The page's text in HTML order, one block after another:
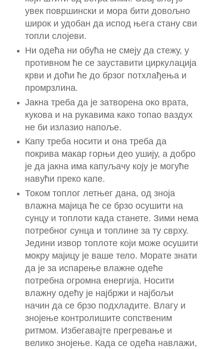
увек површински и мора бити довољно
широк и удобан да испод њега стану сви
топли слојеви.
Ни одећа ни обућа не смеју да стежу, у
противном ће се зауставити циркулација
крви и доћи ће до брзог потхлађења и
промрзлина.
Јакна треба да је затворена око врата,
кукова и на рукавима како топао ваздух
не би излазио напоље.
Капу треба носити и она треба да
покрива макар горњи део ушију, а добро
је да јакна има капуљачу коју је могуће
навући преко капе.
Током топлог летњег дана, од зноја
влажна мајица ће се брзо осушити на
сунцу и топлоти када станете. Зими нема
потребног сунца и топлине за ту сврху.
Једини извор топлоте који може осушити
мокру мајицу је ваше тело. Морате знати
да је за испарење влажне одеће
потребна огромна енергија. Носити
влажну одећу је најбржи и најбољи
начин да се брзо подхладите. Влагу и
знојење контролишите сопственим
ритмом. Избегавајте прегревање и
велико знојење. Када се одећа навлажи,